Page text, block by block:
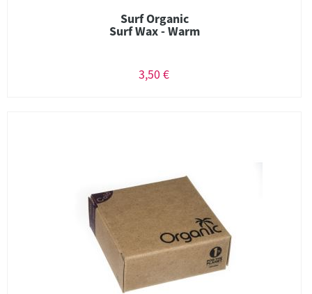
Surf Organic
Surf Wax - Warm
3,50 €